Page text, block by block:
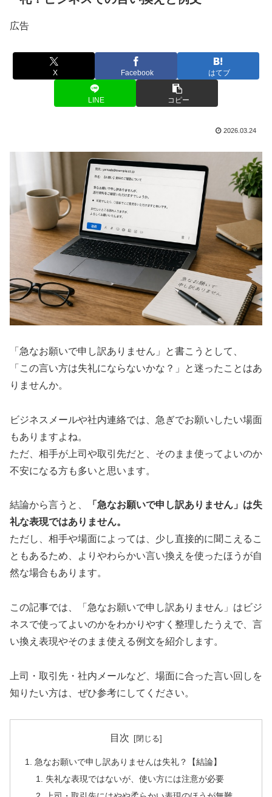
広告
X Facebook はてブ
LINE コピー
2026.03.24
「急なお願いで申し訳ありません」と書こうとして、
「この言い方は失礼にならないかな？」と迷ったことはあ
りませんか。
ビジネスメールや社内連絡では、急ぎでお願いしたい場面
もありますよね。
ただ、相手が上司や取引先だと、そのまま使ってよいのか
不安になる方も多いと思います。
結論から言うと、
「急なお願いで申し訳ありません」は失
礼な表現ではありません。
ただし、相手や場面によっては、少し直接的に聞こえるこ
ともあるため、よりやわらかい言い換えを使ったほうが自
然な場合もあります。
この記事では、「急なお願いで申し訳ありません」はビジ
ネスで使ってよいのかをわかりやすく整理したうえで、言
い換え表現やそのまま使える例文を紹介します。
上司・取引先・社内メールなど、場面に合った言い回しを
知りたい方は、ぜひ参考にしてください。
目次
急なお願いで申し訳ありませんは失礼？【結論】
失礼な表現ではないが、使い方には注意が必要